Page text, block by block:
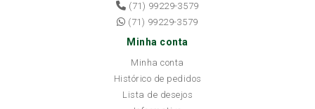
(71) 99229-3579
(71) 99229-3579
Minha conta
Minha conta
Histórico de pedidos
Lista de desejos